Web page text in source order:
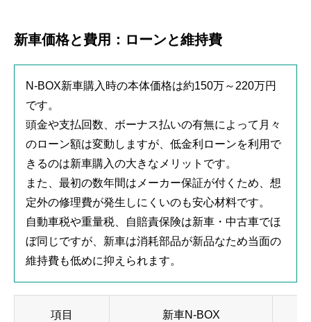
新車価格と費用：ローンと維持費
N-BOX新車購入時の本体価格は約150万～220万円
です。
頭金や支払回数、ボーナス払いの有無によって月々
のローン額は変動しますが、低金利ローンを利用で
きるのは新車購入の大きなメリットです。
また、最初の数年間はメーカー保証が付くため、想
定外の修理費が発生しにくいのも安心材料です。
自動車税や重量税、自賠責保険は新車・中古車でほ
ぼ同じですが、新車は消耗部品が新品なため当面の
維持費も低めに抑えられます。
項目 新車N-BOX